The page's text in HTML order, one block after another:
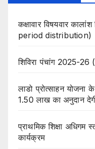
कक्षावार विषयवार
period distribution)
शिविरा पंचांग 2025-
लाडो प्रोत्साहन
1.50 लाख का अनुदान
प्राथमिक शिक्षा अधिगम
कार्यक्रम